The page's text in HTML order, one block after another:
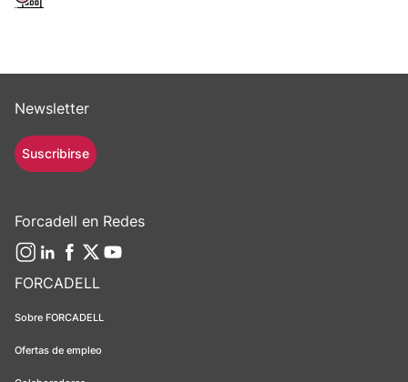
FORCADELL
Sobre FORCADELL
Ofertas de empleo
Newsletter
Suscribirse
Forcadell en Redes